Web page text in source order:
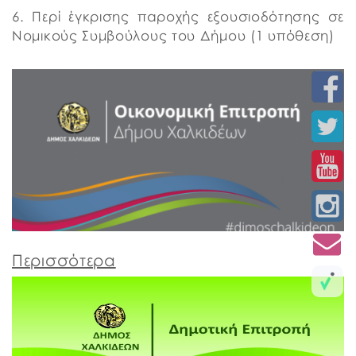
6. Περί έγκρισης παροχής εξουσιοδότησης σε
Νομικούς Συμβούλους του Δήμου (1 υπόθεση)
Περισσότερα